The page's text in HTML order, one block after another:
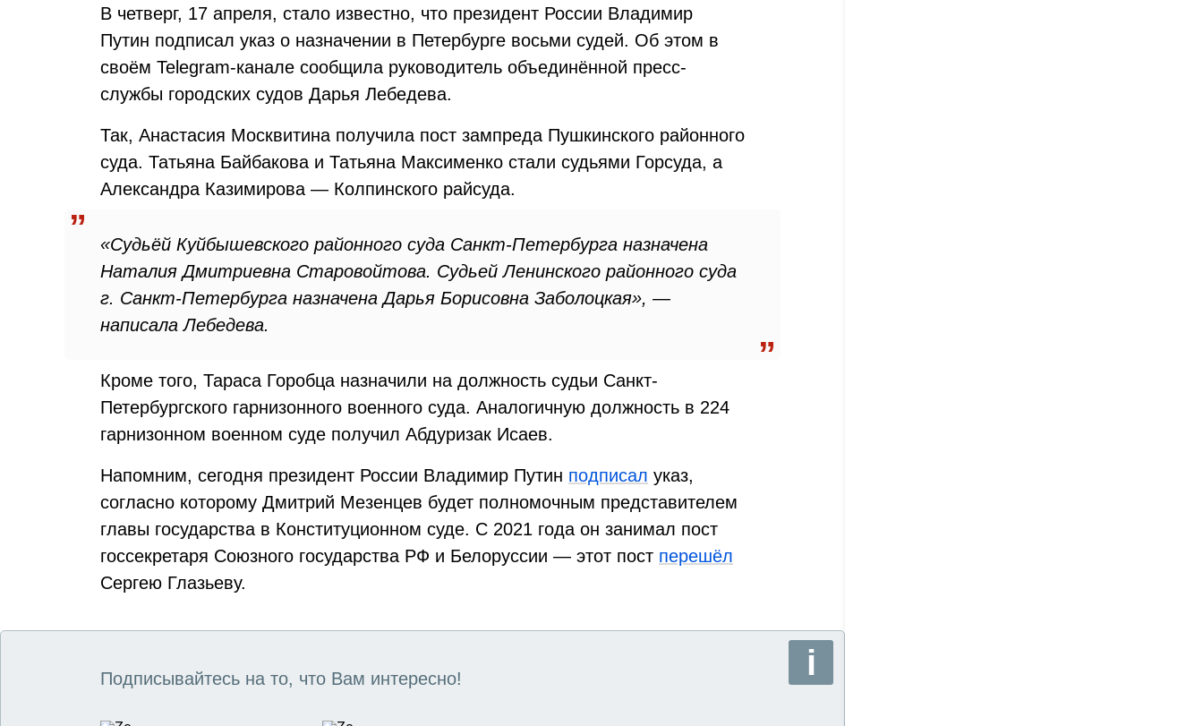
В четверг, 17 апреля, стало известно, что президент России Владимир
Путин подписал указ о назначении в Петербурге восьми судей. Об этом в
своём Telegram-канале сообщила руководитель объединённой пресс-
службы городских судов Дарья Лебедева.
Так, Анастасия Москвитина получила пост зампреда Пушкинского районного
суда. Татьяна Байбакова и Татьяна Максименко стали судьями Горсуда, а
Александра Казимирова — Колпинского райсуда.
«Судьёй Куйбышевского районного суда Санкт-Петербурга назначена
Наталия Дмитриевна Старовойтова. Судьей Ленинского районного суда
г. Санкт-Петербурга назначена Дарья Борисовна Заболоцкая», —
написала Лебедева.
Кроме того, Тараса Горобца назначили на должность судьи Санкт-
Петербургского гарнизонного военного суда. Аналогичную должность в 224
гарнизонном военном суде получил Абдуризак Исаев.
Напомним, сегодня президент России Владимир Путин подписал указ,
согласно которому Дмитрий Мезенцев будет полномочным представителем
главы государства в Конституционном суде. С 2021 года он занимал пост
госсекретаря Союзного государства РФ и Белоруссии — этот пост перешёл
Сергею Глазьеву.
Подписывайтесь на то, что Вам интересно!